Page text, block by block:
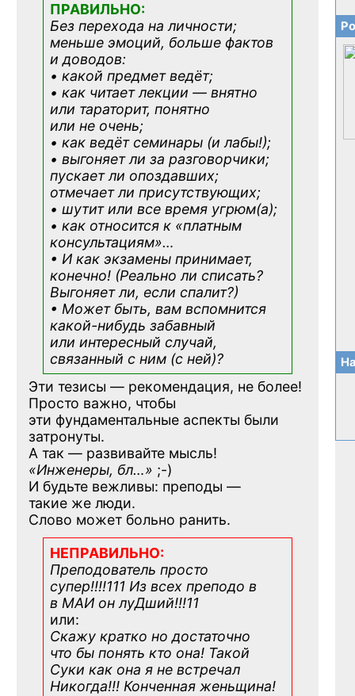
ПРАВИЛЬНО:
Без перехода на личности;
меньше эмоций, больше фактов
и доводов:
• какой предмет ведёт;
• как читает лекции — внятно
или тараторит, понятно
или не очень;
• как ведёт семинары (и лабы!);
• выгоняет ли за разговорчики;
пускает ли опоздавших;
отмечает ли присутствующих;
• шутит или все время угрюм(а);
• как относится к «платным
консультациям»…
• И как экзамены принимает,
конечно! (Реально ли списать?
Выгоняет ли, если спалит?)
• Может быть, вам вспомнится
какой-нибудь забавный
или интересный случай,
связанный с ним (с ней)?
Эти тезисы — рекомендация, не более!
Просто важно, чтобы
эти фундаментальные аспекты были
затронуты.
А так — развивайте мысль!
«Инженеры, бл…» ;-)
И будьте вежливы: преподы —
такие же люди.
Слово может больно ранить.
НЕПРАВИЛЬНО:
Преподователь просто
супер!!!!111 Из всех преподо в
в МАИ он луДший!!!11
или:
Скажу кратко но достаточно
что бы понять кто она! Такой
Суки как она я не встречал
Никогда!!! Конченная женьщина!